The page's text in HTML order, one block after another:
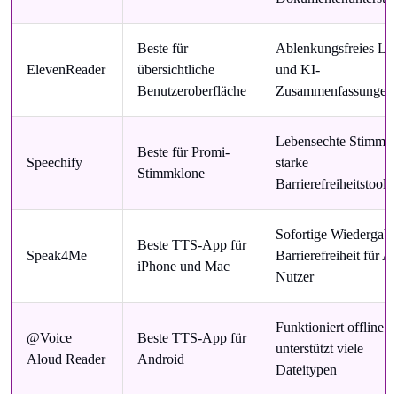
ElevenReader
Beste für
übersichtliche
Benutzeroberfläche
Ablenkungsfreies
und KI-
Zusammenfassungen
Speechify
Beste für Promi-
Stimmklone
Lebensechte
starke
Barrierefreiheitstools
Speak4Me
Beste TTS-App für
iPhone und Mac
Sofortige
Barrierefreiheit für
Nutzer
@Voice
Aloud Reader
Beste TTS-App für
Android
Funktioniert offline
unterstützt viele
Dateitypen